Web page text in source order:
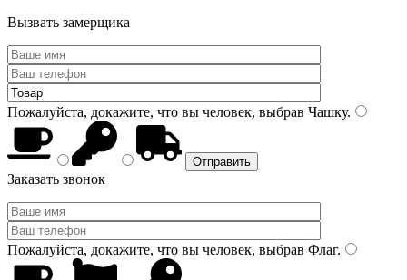
Вызвать замерщика
Пожалуйста, докажите, что вы человек, выбрав Чашку.
Заказать звонок
Пожалуйста, докажите, что вы человек, выбрав Флаг.